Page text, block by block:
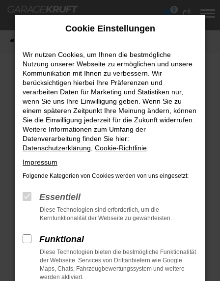
Zum
0
Fehler: Network Error
Beim Laden ist ein Fehler aufgetreten.
Hier sind ein paar Tipps, die dir helfen können:
Überprüfe deine Firewall und deine
Internetverbindung.
Laden andere Webseiten, zum Beispiel
deine Suchmaschine?
Manche Erweiterungen, wie Werbeblocker,
können das Laden bestimmter Seiten
verhindern. Funktioniert die Seite in einem
anderen Browser oder in einem privaten
Fenster?
Starte dein Gerät neu.
Das kann manchmal helfen,
Cookie Einstellungen
Wir nutzen Cookies, um Ihnen die bestmögliche
Nutzung unserer Webseite zu ermöglichen und unsere
Kommunikation mit Ihnen zu verbessern. Wir
berücksichtigen hierbei Ihre Präferenzen und
verarbeiten Daten für Marketing und Statistiken nur,
wenn Sie uns Ihre Einwilligung geben. Wenn Sie zu
einem späteren Zeitpunkt Ihre Meinung ändern, können
Sie die Einwilligung jederzeit für die Zukunft widerrufen.
Weitere Informationen zum Umfang der
Datenverarbeitung finden Sie hier:
Datenschutzerklärung Cookie-Richtlinie
Impressum
Folgende Kategorien von Cookies werden von uns eingesetzt:
Essentiell
Diese Technologien sind erforderlich, um die
Kernfunktionalität der Webseite zu gewährleisten.
Funktional
Diese Technologien bieten die bestmögliche Funktionalität
der Webseite. Services von Drittanbietern wie Google
Maps, Chats, Fahrzeugbewertungssystem und weitere
werden aktiviert.